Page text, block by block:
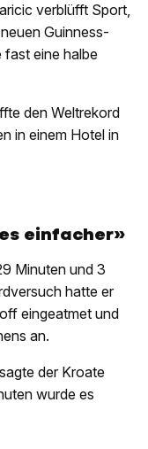
verblüfft Sport,
Guinness-
eine halbe
den Weltrekord
in einem Hotel in
einfacher»
Minuten und 3
hatte er
eingeatmet und
an.
der Kroate
wurde es